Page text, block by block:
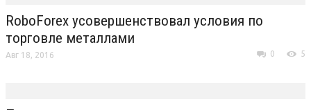
RoboForex усовершенствовал условия по
торговле металлами
Авг 18, 2016 0 5